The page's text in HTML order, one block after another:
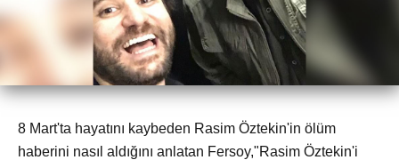
8 Mart'ta hayatını kaybeden Rasim Öztekin'in ölüm
haberini nasıl aldığını anlatan Fersoy,"Rasim Öztekin'i